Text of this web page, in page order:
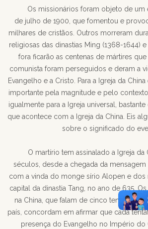
Os missionários foram objeto de um
de julho de 1900, que fomentou e
milhares de cristãos. Outros morreram
religiosas das dinastias Ming (1368-1644) e
fora ficarão as centenas de mártires
comunista foram perseguidos e deram a
Evangelho e a Cristo. Para a Igreja da
importante pela magnitude e pelo
igualmente para a Igreja universal,
que acontece com a Igreja da China. Eis
sobre o significado do
O martírio tem assinalado a Igreja
séculos, desde a chegada da mensagem
com a vinda do monge sírio Alopen e dos
capital da dinastia Tang, no ano de 635.
na China, que falam de cinco tentativas
país, concordam em afirmar que cada
presença do Evangelho no Império do